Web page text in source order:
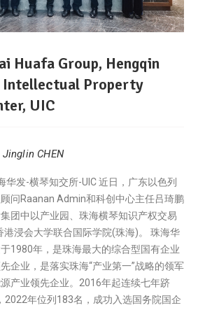
Huafa Group, Hengqin
Property
UIC
Jinglin CHEN
华发-横琴知交所-UIC 近日，广东以色列
问Raanan Admin和科创中心主任吕琦鹏
团中以产业园、珠海横琴知识产权交易
港浸会大学联合国际学院(珠海)。 珠海华
1980年，是珠海最大的综合型国有企业
企业，是落实珠海“产业第一”战略的领军
产业领先企业。2016年起连续七年跻
2022年位列183名，成功入选国务院国企